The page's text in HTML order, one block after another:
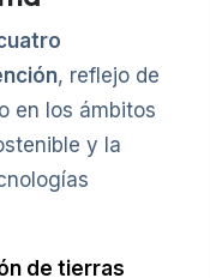
, reflejo de
en los ámbitos
y la
de tierras